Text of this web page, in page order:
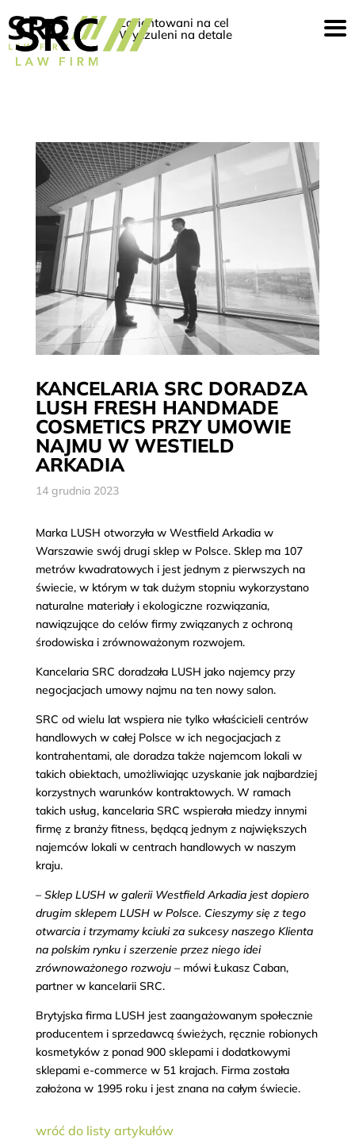
Zorientowani na cel
Wyczuleni na detale
KANCELARIA SRC DORADZA
LUSH FRESH HANDMADE
COSMETICS PRZY UMOWIE
NAJMU W WESTIELD
ARKADIA
14 grudnia 2023
Marka LUSH otworzyła w Westfield Arkadia w
Warszawie swój drugi sklep w Polsce. Sklep ma 107
metrów kwadratowych i jest jednym z pierwszych na
świecie, w którym w tak dużym stopniu wykorzystano
naturalne materiały i ekologiczne rozwiązania,
nawiązujące do celów firmy związanych z ochroną
środowiska i zrównoważonym rozwojem.
Kancelaria SRC doradzała LUSH jako najemcy przy
negocjacjach umowy najmu na ten nowy salon.
SRC od wielu lat wspiera nie tylko właścicieli centrów
handlowych w całej Polsce w ich negocjacjach z
kontrahentami, ale doradza także najemcom lokali w
takich obiektach, umożliwiając uzyskanie jak najbardziej
korzystnych warunków kontraktowych. W ramach
takich usług, kancelaria SRC wspierała miedzy innymi
firmę z branży fitness, będącą jednym z największych
najemców lokali w centrach handlowych w naszym
kraju.
– Sklep LUSH w galerii Westfield Arkadia jest dopiero
drugim sklepem LUSH w Polsce. Cieszymy się z tego
otwarcia i trzymamy kciuki za sukcesy naszego Klienta
na polskim rynku i szerzenie przez niego idei
zrównoważonego rozwoju – mówi Łukasz Caban,
partner w kancelarii SRC.
Brytyjska firma LUSH jest zaangażowanym społecznie
producentem i sprzedawcą świeżych, ręcznie robionych
kosmetyków z ponad 900 sklepami i dodatkowymi
sklepami e-commerce w 51 krajach. Firma została
założona w 1995 roku i jest znana na całym świecie.
wróć do listy artykułów